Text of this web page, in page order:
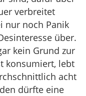
verbreitet
nur noch Panik
über.
kein Grund zur
konsumiert, lebt
acht
dürfte eine